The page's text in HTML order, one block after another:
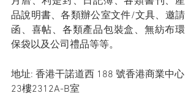
品說明書、各類辦公室文件/文具、邀請
函、喜帖、各類產品包裝盒、無紡布環
保袋以及公司禮品等等。
地址: 香港干諾道西 188 號香港商業中心
23樓2312A-B室